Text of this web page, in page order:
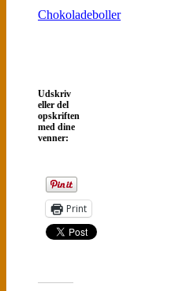
Chokoladeboller
Udskriv
eller del
opskriften
med dine
venner:
Print